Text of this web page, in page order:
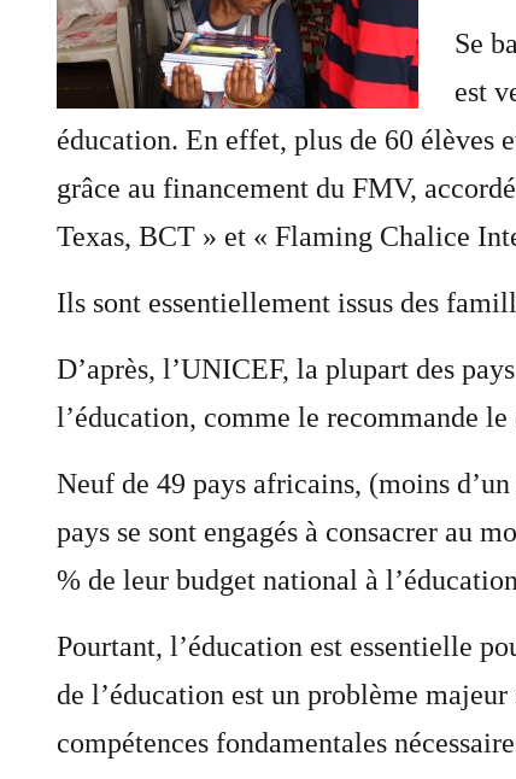
Se
est
éducation. En effet, plus de 60 élèves
grâce au financement du FMV,
Texas, BCT » et « Flaming Chalice
Ils sont essentiellement issus des
D’après, l’UNICEF, la plupart des
l’éducation, comme le recommande
Neuf de 49 pays africains, (moins
pays se sont engagés à consacrer au
% de leur budget national à
Pourtant, l’éducation est essentielle
de l’éducation est un problème
compétences fondamentales